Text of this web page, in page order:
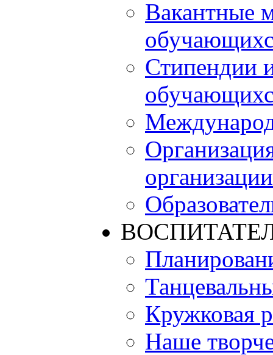
Вакантные
Стипендии
организации
Кружковая
Наше